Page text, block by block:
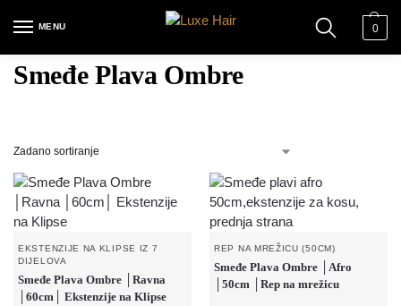
MENU 0
Smeđe Plava Ombre
EKSTENZIJE NA KLIPSE IZ 7
DIJELOVA
Smeđe Plava Ombre │Ravna
│60cm│ Ekstenzije na Klipse
REP NA MREŽICU (50CM)
Smeđe Plava Ombre │Afro
│50cm │Rep na mrežicu